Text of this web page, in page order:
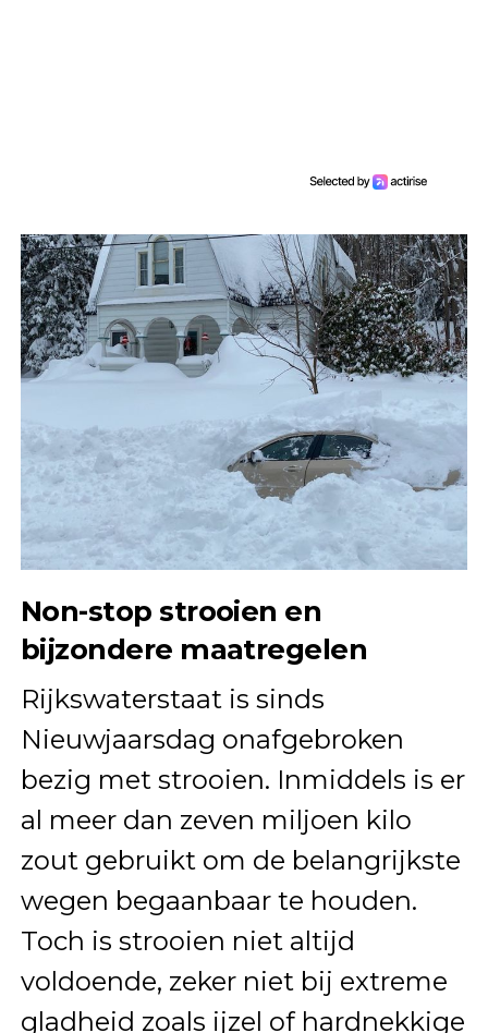
Non-stop strooien en
bijzondere maatregelen
Rijkswaterstaat is sinds
Nieuwjaarsdag onafgebroken
bezig met strooien. Inmiddels is er
al meer dan zeven miljoen kilo
zout gebruikt om de belangrijkste
wegen begaanbaar te houden.
Toch is strooien niet altijd
voldoende, zeker niet bij extreme
gladheid zoals ijzel of hardnekkige